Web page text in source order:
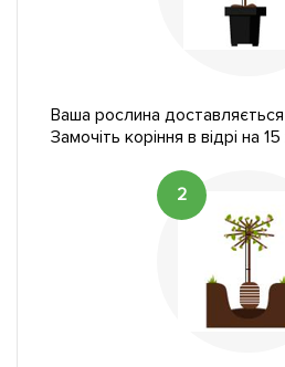
Ваша рослина доставляється
Замочіть коріння в відрі на
2